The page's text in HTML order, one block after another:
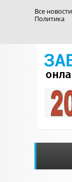
Все новости
Политика